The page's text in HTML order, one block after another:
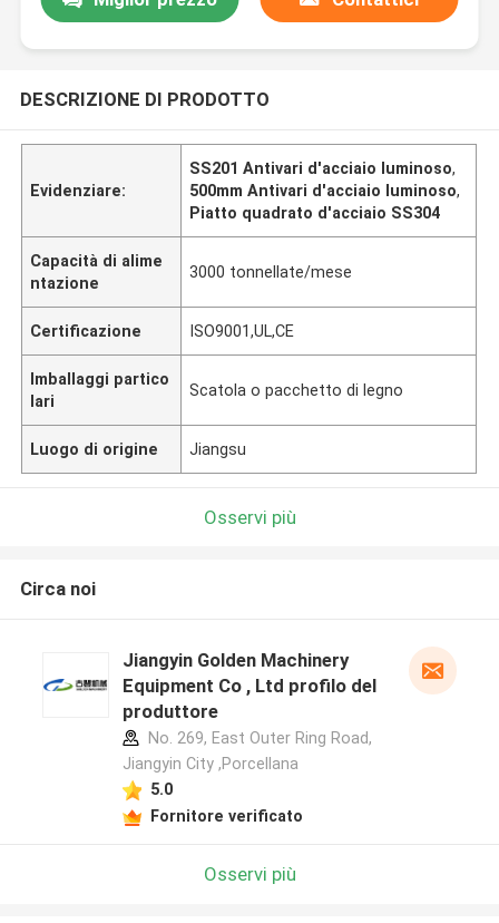
DESCRIZIONE DI PRODOTTO
Evidenziare:
SS201 Antivari d'acciaio luminoso,
500mm Antivari d'acciaio luminoso,
Piatto quadrato d'acciaio SS304
Capacità di alime
ntazione
3000 tonnellate/mese
Certificazione ISO9001,UL,CE
Imballaggi partico
lari
Scatola o pacchetto di legno
Luogo di origine Jiangsu
Osservi più
Circa noi
Jiangyin Golden Machinery
Equipment Co , Ltd profilo del
produttore
No. 269, East Outer Ring Road,
Jiangyin City ,Porcellana
5.0
Fornitore verificato
Osservi più